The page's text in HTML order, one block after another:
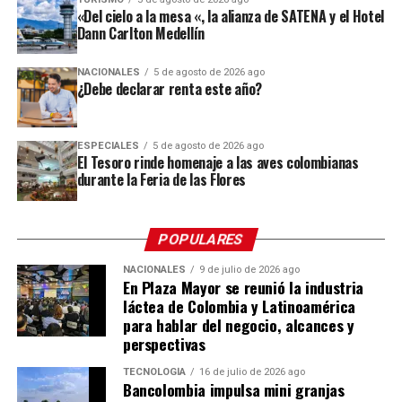
innovación, ampliando así las oportunidades disponibles
para quienes emprenden en la ciudad.
Comparte el artículo:
Me gusta esto:
en la Cámara de Comercio de Medellín para Antioquia –
Sede Centro, donde los visitantes podrán recorrer más de
tradicionales y las múltiples formas de creación
presentes en los territorios colombianos.
El evento reunió representantes de las entidades
aliadas, artistas, fue una noche para destacar el talento,
la sensibilidad de quienes participaron de la
Con el Premio Extramuros, se busca visibilizar los
procesos creativos y promover el arte como un camino
de reflexión, transformación social, construcción de
nuevas oportunidades para las personas privadas de la
libertad.
Los ganadores
«Del cielo a la mesa «, la alianza de SATENA y el Hotel
Dann Carlton Medellín
NACIONALES 5 de agosto de 2026 ago
¿Debe declarar renta este año?
ESPECIALES 5 de agosto de 2026 ago
El Tesoro rinde homenaje a las aves colombianas
durante la Feria de las Flores
POPULARES
NACIONALES 9 de julio de 2026 ago
En Plaza Mayor se reunió la industria
láctea de Colombia y Latinoamérica
para hablar del negocio, alcances y
perspectivas
TECNOLOGÍA 16 de julio de 2026 ago
Bancolombia impulsa mini granjas